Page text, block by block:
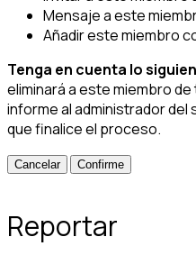
Mensaje a este
Añadir este miembro
Tenga en cuenta lo
eliminará a este miembro
informe al administrador del
que finalice el proceso.
Confirme
Reportar